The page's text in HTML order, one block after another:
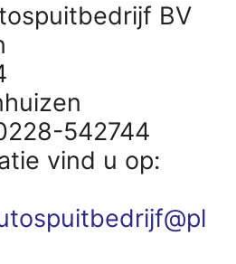
BV
542744
vind u op: